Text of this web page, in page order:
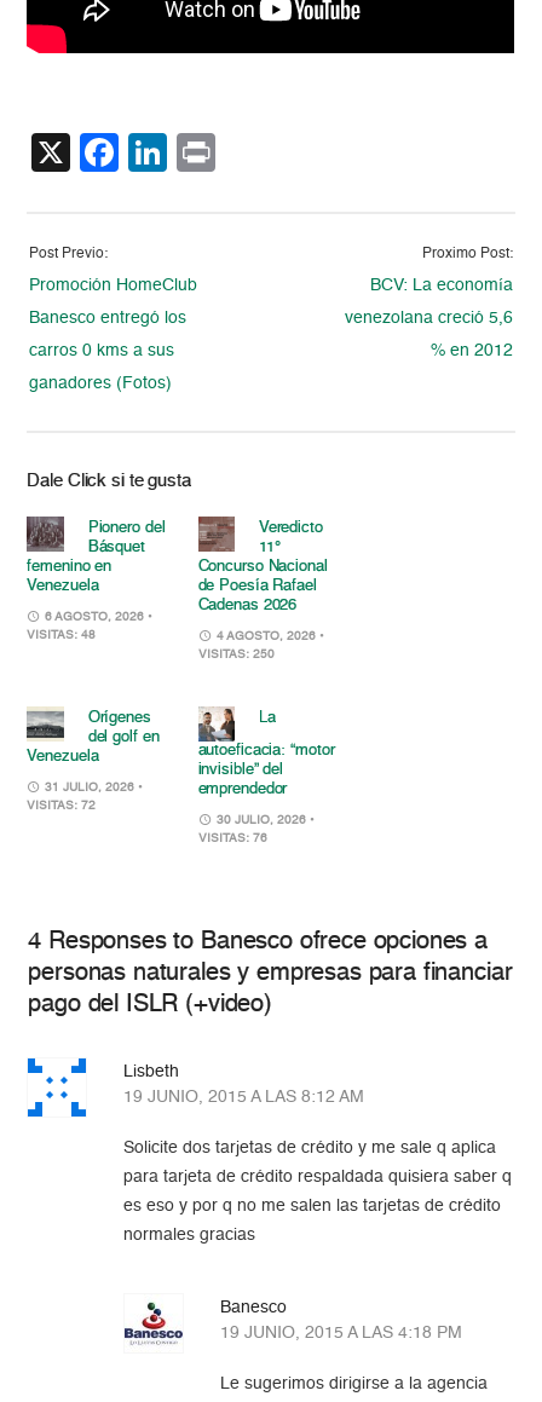
X Facebook
LinkedIn
Post Previo:
Promoción HomeClub
Banesco entregó los
carros 0 kms a sus
ganadores (Fotos)
Proximo Post:
BCV: La economía
venezolana creció 5,6
% en 2012
Dale Click si te gusta
Pionero del
Básquet
femenino en
Venezuela
6 AGOSTO, 2026 •
VISITAS: 48
Veredicto
11°
Concurso Nacional
de Poesía Rafael
Cadenas 2026
4 AGOSTO, 2026 •
VISITAS: 250
Orígenes
del golf en
Venezuela
31 JULIO, 2026 •
VISITAS: 72
La
autoeficacia: “motor
invisible” del
emprendedor
30 JULIO, 2026 •
VISITAS: 76
4 Responses to Banesco ofrece opciones a
personas naturales y empresas para financiar
pago del ISLR (+video)
Lisbeth
19 JUNIO, 2015 A LAS 8:12 AM
Solicite dos tarjetas de crédito y me sale q aplica
para tarjeta de crédito respaldada quisiera saber q
es eso y por q no me salen las tarjetas de crédito
normales gracias
Banesco
19 JUNIO, 2015 A LAS 4:18 PM
Le sugerimos dirigirse a la agencia